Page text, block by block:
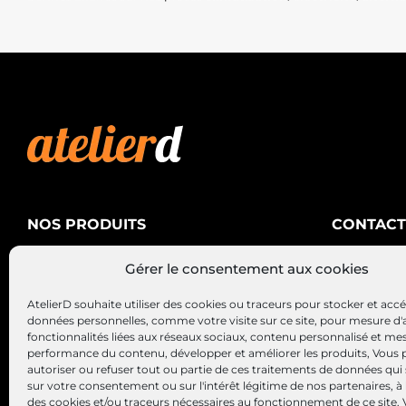
Gérer le consentement aux cookies
AtelierD souhaite utiliser des cookies ou traceurs pour stocker et
données personnelles, comme votre visite sur ce site, pour mesure
fonctionnalités liées aux réseaux sociaux, contenu personnalisé et
performance du contenu, développer et améliorer les produits, Vous
autoriser ou refuser tout ou partie de ces traitements de données qui
sur votre consentement ou sur l'intérêt légitime de nos partenaires, à
des cookies et/ou traceurs nécessaires au fonctionnement de ce site.
NOS PRODUITS
Alternateurs – Démarreurs
CONTACT
AtelierD
88200
03 29 22 34